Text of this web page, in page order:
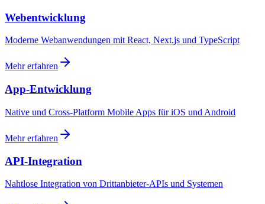
Webentwicklung
Moderne Webanwendungen mit React, Next.js und TypeScript
Mehr erfahren
App-Entwicklung
Native und Cross-Platform Mobile Apps für iOS und Android
Mehr erfahren
API-Integration
Nahtlose Integration von Drittanbieter-APIs und Systemen